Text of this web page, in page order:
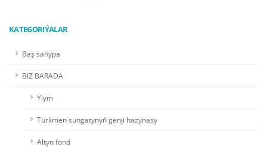
KATEGORIÝALAR
Baş sahypa
BIZ BARADA
Ylym
Türkmen sungatynyň genji hazynasy
Altyn fond